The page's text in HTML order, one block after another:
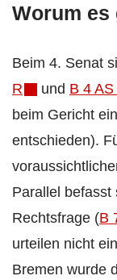
Worum es
Beim 4. Senat
R
und B 4
beim Gericht
entschieden).
Parallel befasst
Rechtsfrage (B
urteilen nicht
Bremen wurde